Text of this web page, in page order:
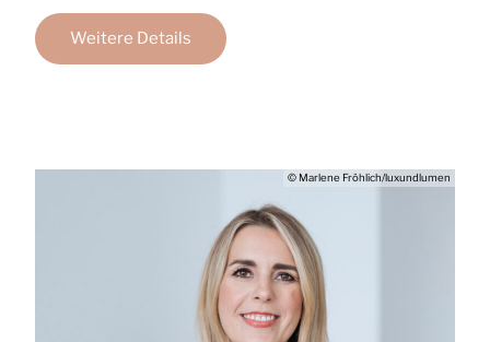
Weitere Details
© Marlene Fröhlich/luxundlumen